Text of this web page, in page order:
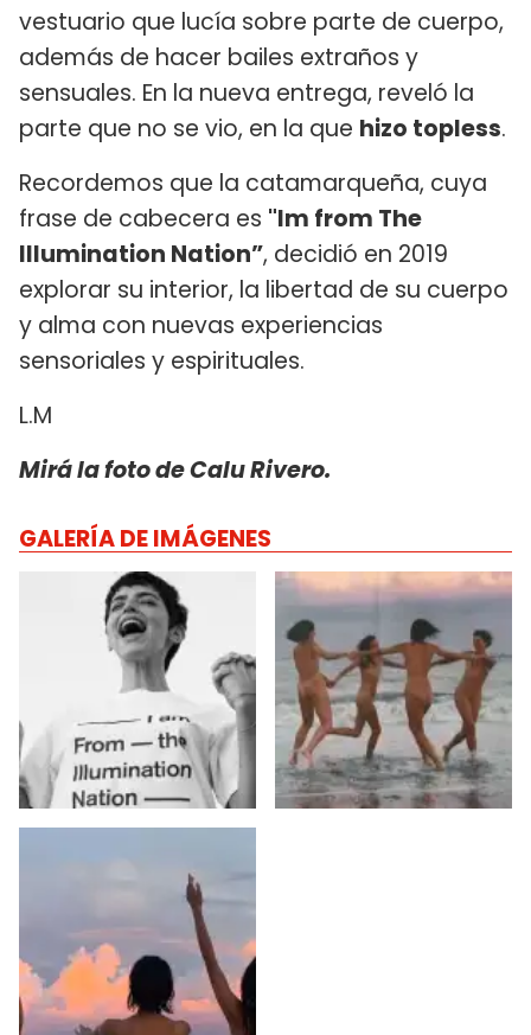
vestuario que lucía sobre parte de cuerpo,
además de hacer bailes extraños y
sensuales. En la nueva entrega, reveló la
parte que no se vio, en la que hizo topless.
Recordemos que la catamarqueña, cuya
frase de cabecera es "Im from The
Illumination Nation”, decidió en 2019
explorar su interior, la libertad de su cuerpo
y alma con nuevas experiencias
sensoriales y espirituales.
L.M
Mirá la foto de Calu Rivero.
GALERÍA DE IMÁGENES